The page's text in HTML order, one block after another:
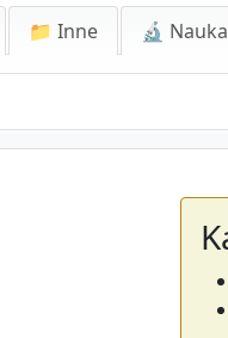
📁 Inne 🔬 Nauka